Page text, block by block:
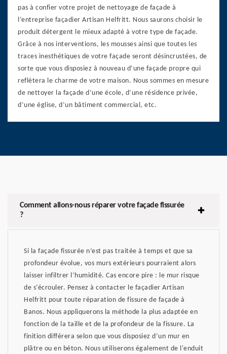
pas à confier votre projet de nettoyage de façade à
l’entreprise façadier Artisan Helfritt. Nous saurons choisir le
produit détergent le mieux adapté à votre type de façade.
Grâce à nos interventions, les mousses ainsi que toutes les
traces inesthétiques de votre façade seront désincrustées, de
sorte que vous disposiez à nouveau d’une façade propre qui
reflètera le charme de votre maison. Nous sommes en mesure
de nettoyer la façade d’une école, d’une résidence privée,
d’une église, d’un bâtiment commercial, etc.
Comment allons-nous réparer votre façade fissurée
?
Si la façade fissurée n’est pas traitée à temps et que sa
profondeur évolue, vos murs extérieurs pourraient alors
laisser infiltrer l’humidité. Cas encore pire : le mur risque
de s’écrouler. Pensez à contacter le façadier Artisan
Helfritt pour toute réparation de fissure de façade à
Banos. Nous appliquerons la méthode la plus adaptée en
fonction de la taille et de la profondeur de la fissure. La
finition différera selon que vous disposiez d’un mur en
plâtre ou en béton. Nous utiliserons également de l'enduit